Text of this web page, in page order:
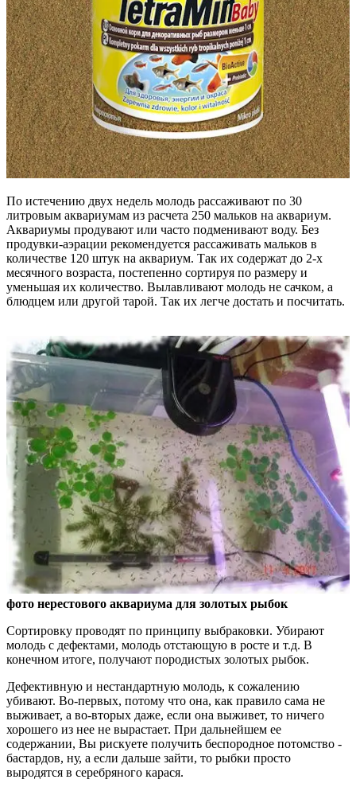
По истечению двух недель молодь рассаживают по 30
литровым аквариумам из расчета 250 мальков на аквариум.
Аквариумы продувают или часто подменивают воду. Без
продувки-аэрации рекомендуется рассаживать мальков в
количестве 120 штук на аквариум. Так их содержат до 2-х
месячного возраста, постепенно сортируя по размеру и
уменьшая их количество. Вылавливают молодь не сачком, а
блюдцем или другой тарой. Так их легче достать и посчитать.
фото нерестового аквариума для золотых рыбок
Сортировку проводят по принципу выбраковки. Убирают
молодь с дефектами, молодь отстающую в росте и т.д. В
конечном итоге, получают породистых золотых рыбок.
Дефективную и нестандартную молодь, к сожалению
убивают. Во-первых, потому что она, как правило сама не
выживает, а во-вторых даже, если она выживет, то ничего
хорошего из нее не вырастает. При дальнейшем ее
содержании, Вы рискуете получить беспородное потомство -
бастардов, ну, а если дальше зайти, то рыбки просто
выродятся в серебряного карася.